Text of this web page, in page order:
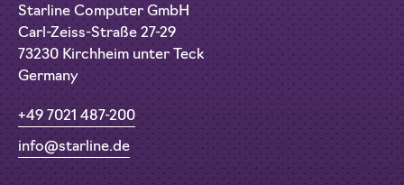
Starline Computer GmbH
Carl-Zeiss-Straße 27-29
73230 Kirchheim unter Teck
Germany
+49 7021 487-200
info@starline.de